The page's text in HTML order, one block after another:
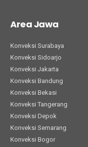
Area Jawa
Konveksi Surabaya
Konveksi Sidoarjo
Konveksi Jakarta
Konveksi Bandung
Konveksi Bekasi
Konveksi Tangerang
Konveksi Depok
Konveksi Semarang
Konveksi Bogor